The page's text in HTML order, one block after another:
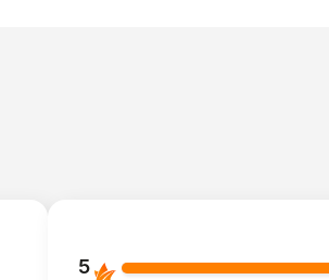
5